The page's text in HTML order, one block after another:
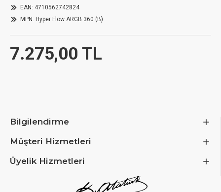
Intel socket: LGA 1700, 1200, 115x, 20xx
AMD socket: AM5, AM4, AM3
7.275,00 TL
EAN: 4710562742824
MPN: Hyper Flow ARGB 360 (B)
Bilgilendirme
Müşteri Hizmetleri
Üyelik Hizmetleri